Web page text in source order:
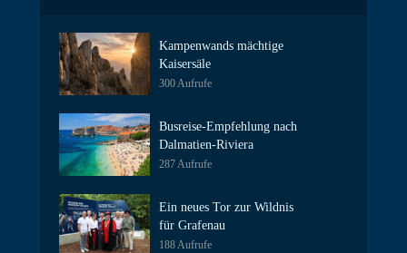
Kampenwands mächtige
Kaisersäle
300 Aufrufe
Busreise-Empfehlung nach
Dalmatien-Riviera
287 Aufrufe
Ein neues Tor zur Wildnis
für Grafenau
188 Aufrufe